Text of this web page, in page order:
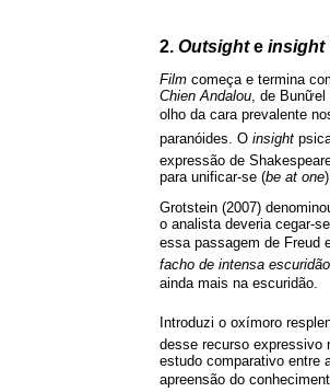
2. Outsighte insight
Film começa e termina
Chien Andalou, de Bunữel
olho da cara prevalente
paranóides. O insight
expressão de
para unificar-se (be at one
Grotstein (2007)
o analista deveria cegar-
essa passagem de Freud
facho de intensa escuridão
ainda mais na escuridão.
Introduzi o oxímoro
desse recurso expressivo
estudo comparativo entre
apreensão do